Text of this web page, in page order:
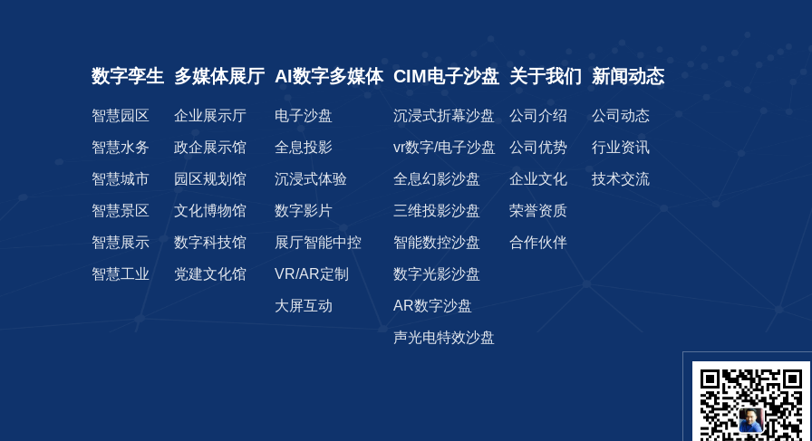
数字孪生
智慧园区
智慧水务
智慧城市
智慧景区
智慧展示
智慧工业
多媒体展厅
企业展示厅
政企展示馆
园区规划馆
文化博物馆
数字科技馆
党建文化馆
AI数字多媒体
电子沙盘
全息投影
沉浸式体验
数字影片
展厅智能中控
VR/AR定制
大屏互动
CIM电子沙盘
沉浸式折幕沙盘
vr数字/电子沙盘
全息幻影沙盘
三维投影沙盘
智能数控沙盘
数字光影沙盘
AR数字沙盘
声光电特效沙盘‌
关于我们
公司介绍
公司优势
企业文化
荣誉资质
合作伙伴
新闻动态
公司动态
行业资讯
技术交流